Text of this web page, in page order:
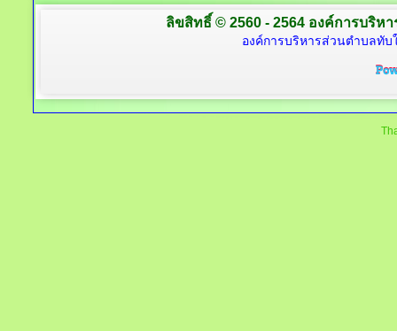
ลิขสิทธิ์ © 2560 - 2564 องค์การบริห
องค์การบริหารส่วนตำบลทับ